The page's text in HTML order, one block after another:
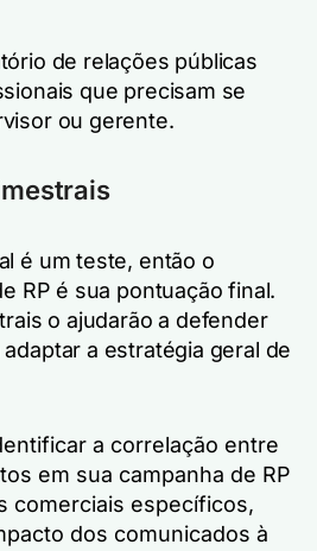
de relações públicas
que precisam se
ou gerente.
é um teste, então o
RP é sua pontuação final.
o ajudarão a defender
a estratégia geral de
a correlação entre
em sua campanha de RP
comerciais específicos,
dos comunicados à